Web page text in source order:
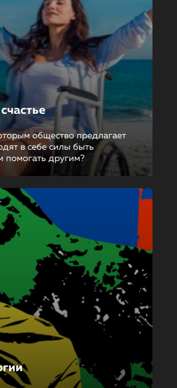
общество предлагает
в себе силы быть
помогать другим?